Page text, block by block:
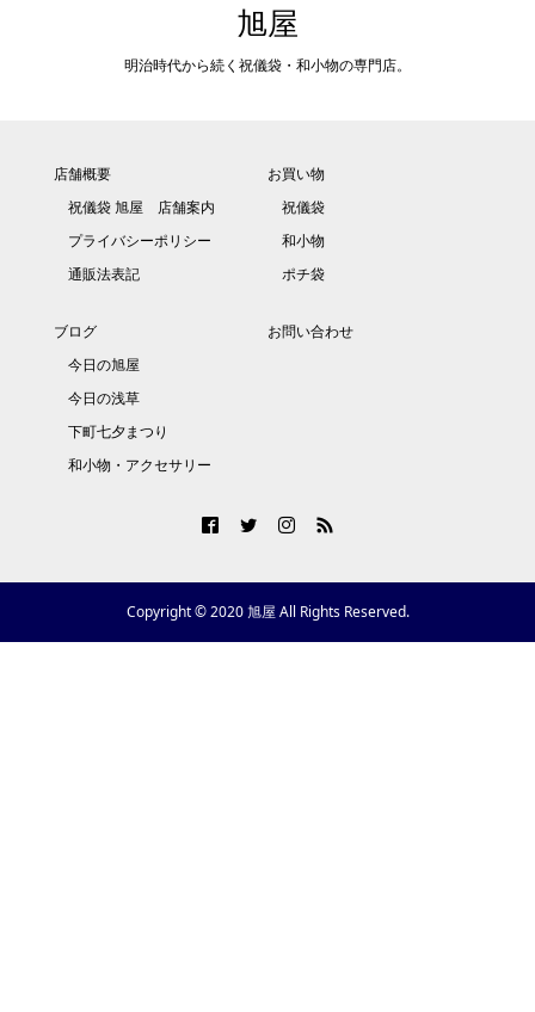
旭屋
明治時代から続く祝儀袋・和小物の専門店。
店舗概要
祝儀袋 旭屋 店舗案内
プライバシーポリシー
通販法表記
お買い物
祝儀袋
和小物
ポチ袋
ブログ
今日の旭屋
今日の浅草
下町七夕まつり
和小物・アクセサリー
お問い合わせ
Copyright © 2020 旭屋 All Rights Reserved.